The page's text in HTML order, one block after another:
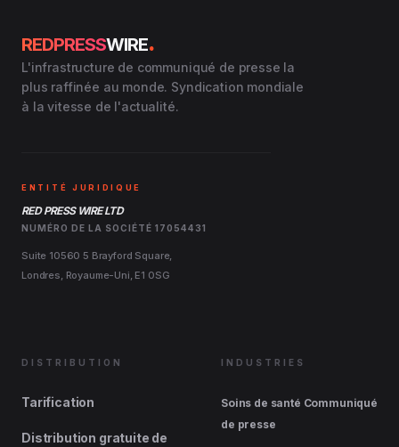
REDPRESSWIRE.
L'infrastructure de communiqué de presse la
plus raffinée au monde. Syndication mondiale
à la vitesse de l'actualité.
ENTITÉ JURIDIQUE
RED PRESS WIRE LTD
NUMÉRO DE LA SOCIÉTÉ 17054431
Suite 10560 5 Brayford Square,
Londres, Royaume-Uni, E1 0SG
DISTRIBUTION
Tarification
Distribution gratuite de
INDUSTRIES
Soins de santé Communiqué
de presse